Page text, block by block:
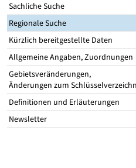
Sachliche Suche
Regionale Suche
Kürzlich bereitgestellte Daten
Allgemeine Angaben, Zuordnungen
Gebietsveränderungen,
Änderungen zum
Definitionen und Erläuterungen
Newsletter